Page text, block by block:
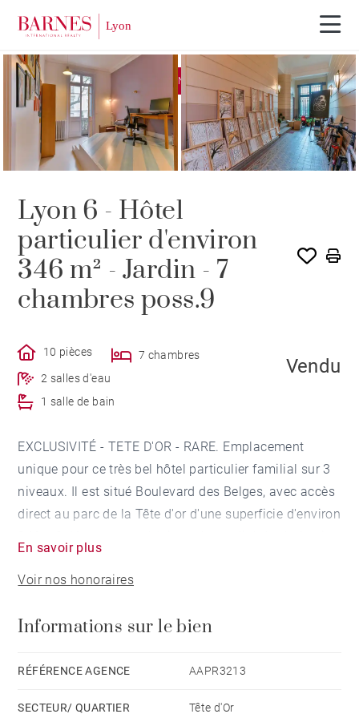
EXCLUSIVITÉ VENDU PAR BARNES
Lyon 6 - Hôtel
particulier d'environ
346 m² - Jardin - 7
chambres poss.9
10 pièces
7 chambres
2 salles d'eau
1 salle de bain
Vendu
EXCLUSIVITÉ - TETE D'OR - RARE. Emplacement
unique pour ce très bel hôtel particulier familial sur 3
niveaux. Il est situé Boulevard des Belges, avec accès
direct au parc de la Tête d'or d'une superficie d'environ
la hauteur sous plafond à chaque niveau, les
cheminées et la vue imprenable sur le parc.
l'hôtel particulier. Il se compose au rez-de-chaussée
manger. Un bureau et une cuisine avec de grandes
En savoir plus
Voir nos honoraires
Informations sur le bien
RÉFÉRENCE AGENCE AAPR3213
SECTEUR/ QUARTIER Tête d'Or